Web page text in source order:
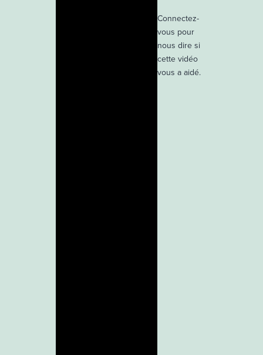
Connectez-
vous pour
nous dire si
cette vidéo
vous a aidé.